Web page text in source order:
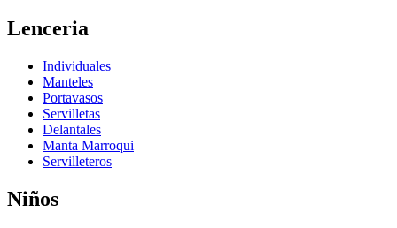
Lenceria
Individuales
Manteles
Portavasos
Servilletas
Delantales
Manta Marroqui
Servilleteros
Niños